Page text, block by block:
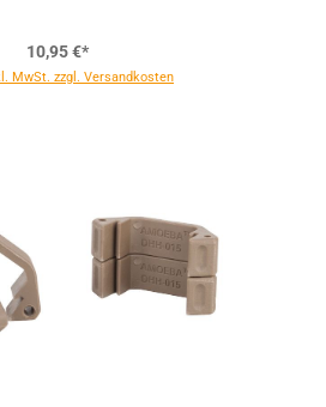
10,95 €*
MwSt. zzgl. Versandkosten